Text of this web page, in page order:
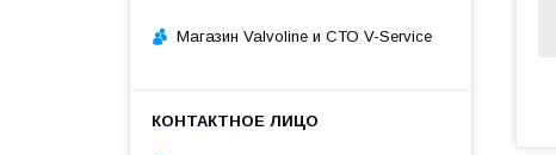
Магазин Valvoline и СТО V-Service